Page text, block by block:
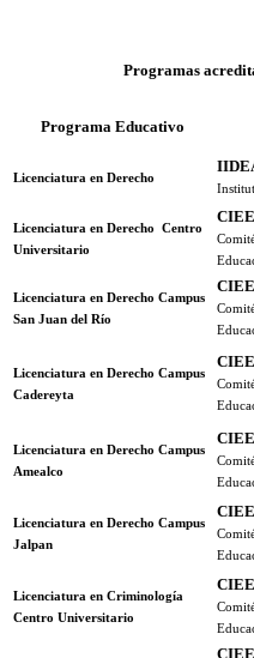
Programas
Programa Educativo
Licenciatura en Derecho
Licenciatura en Derecho Centro
Universitario
Licenciatura en Derecho Campus
San Juan del Río
Licenciatura en Derecho Campus
Cadereyta
Licenciatura en Derecho Campus
Amealco
Licenciatura en Derecho Campus
Jalpan
Licenciatura en Criminología
Centro Universitario